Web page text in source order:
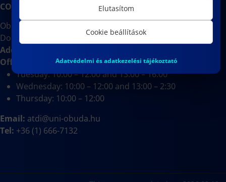
CONTACT
Obuda University
Doctoral School on Materials Sciences and Technologies
Address:
Office hours:
Tuesday: 10:00 – 12:00 and 13:00 – 16:00
Wednesday: 10:00 – 12:00 and 13:00 – 2:30
Thursday: 10:00 – 12:00
Email: atdi@uni-obuda.hu
Tel: +36 (1) 666-7132
Elutasítom
Cookie beállítások
Adatvédelmi és adatkezelési tájékoztató